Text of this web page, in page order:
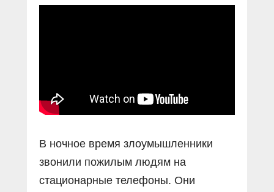
Социальные ролики
В ночное время злоумышленники
звонили пожилым людям на
стационарные телефоны. Они